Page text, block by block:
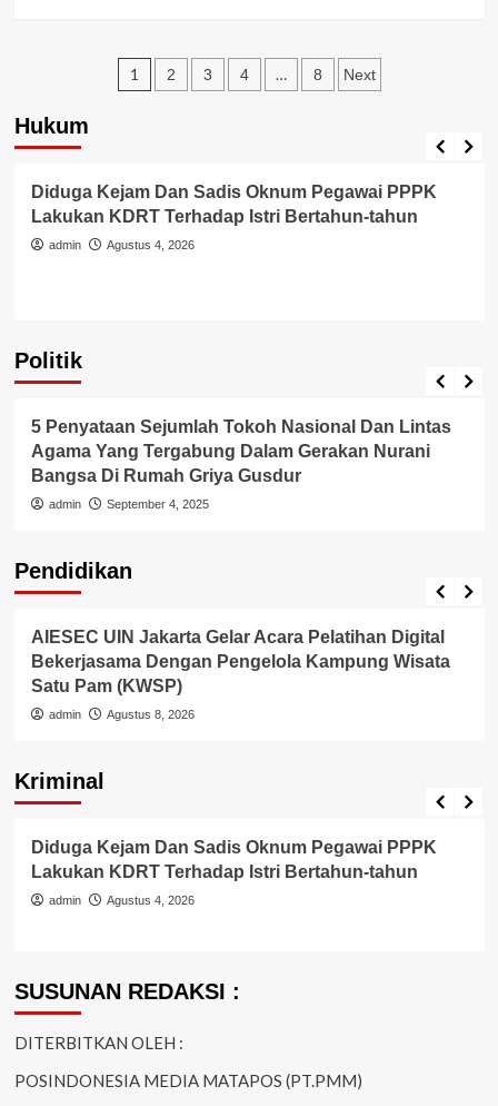
GANN
Ke-
Bangsa
Dari
Bahaya
Paginasi
1 2 3 4 … 8 Next
Hukum
Berita Polisi
Diduga Kejam Dan Sadis Oknum Pegawai PPPK
Lakukan KDRT Terhadap Istri Bertahun-tahun
admin Agustus 4, 2026
Politik
Politik
5 Penyataan Sejumlah Tokoh Nasional Dan Lintas
Agama Yang Tergabung Dalam Gerakan Nurani
Bangsa Di Rumah Griya Gusdur
admin September 4, 2025
Pendidikan
Internasional
AIESEC UIN Jakarta Gelar Acara Pelatihan Digital
Bekerjasama Dengan Pengelola Kampung Wisata
Satu Pam (KWSP)
admin Agustus 8, 2026
Kriminal
Berita Polisi
Diduga Kejam Dan Sadis Oknum Pegawai PPPK
Lakukan KDRT Terhadap Istri Bertahun-tahun
admin Agustus 4, 2026
SUSUNAN REDAKSI :
DITERBITKAN OLEH :
POSINDONESIA MEDIA MATAPOS (PT.PMM)